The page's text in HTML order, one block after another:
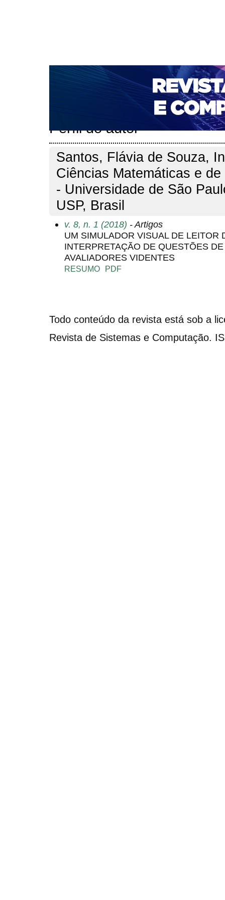
CAPA SOBRE ACESSO CADASTRO
NOTÍCIAS
PORTAL DE REVISTAS DA UNIFACS
PARA AVALIADORES
NOVA SUBMISSÃO
Perfil do autor
Santos, Flávia de Souza,
Ciências Matemáticas e
- Universidade de São
USP, Brasil
v. 8, n. 1 (2018) - Artigos
UM SIMULADOR VISUAL DE LEITOR
INTERPRETAÇÃO DE QUESTÕES
AVALIADORES VIDENTES
RESUMO PDF
Todo conteúdo da revista está sob a
Revista de Sistemas e Computação.